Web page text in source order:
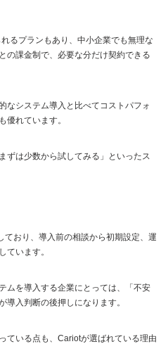
るプランもあり、中小企業でも無理な
の課金制で、必要な分だけ契約できる
なシステム導入と比べてコストパフォ
優れています。
ずは少数から試してみる」といったス
おり、導入前の相談から初期設定、運
ています。
ムを導入する企業にとっては、「不安
導入判断の後押しになります。
ている点も、Cariotが選ばれている理由